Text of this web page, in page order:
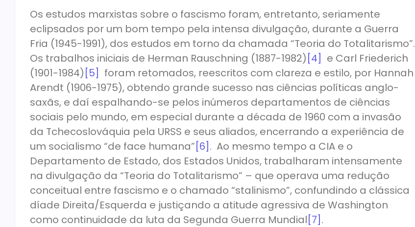
Os estudos marxistas sobre o fascismo foram, entretanto, seriamente
eclipsados por um bom tempo pela intensa divulgação, durante a Guerra
Fria (1945-1991), dos estudos em torno da chamada “Teoria do Totalitarismo”.
Os trabalhos iniciais de Herman Rauschning (1887-1982) [4] e Carl Friederich
(1901-1984) [5] foram retomados, reescritos com clareza e estilo, por Hannah
Arendt (1906-1975), obtendo grande sucesso nas ciências políticas anglo-
saxãs, e daí espalhando-se pelos inúmeros departamentos de ciências
sociais pelo mundo, em especial durante a década de 1960 com a invasão
da Tchecoslováquia pela URSS e seus aliados, encerrando a experiência de
um socialismo “de face humana” [6] . Ao mesmo tempo a CIA e o
Departamento de Estado, dos Estados Unidos, trabalharam intensamente
na divulgação da “Teoria do Totalitarismo” – que operava uma redução
conceitual entre fascismo e o chamado “stalinismo”, confundindo a clássica
díade Direita/Esquerda e justiçando a atitude agressiva de Washington
como continuidade da luta da Segunda Guerra Mundial [7] .